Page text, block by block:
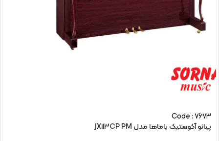
Code : 7673
پیانو آکوستیک یاماها مدل JX113CP PM